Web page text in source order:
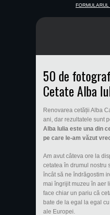
50 de
Cetate Alba
Renovarea cetății Alba
ani, dar rezultatele sunt
Alba Iulia este una din
pe care le-am văzut
Am avut câteva ore la
cetatea în drumul nostru
încât să ne îndrăgostim
mai îngrijit muzeu în aer
face chiar un pariu că
bate de la egal la egal
ale Europei.